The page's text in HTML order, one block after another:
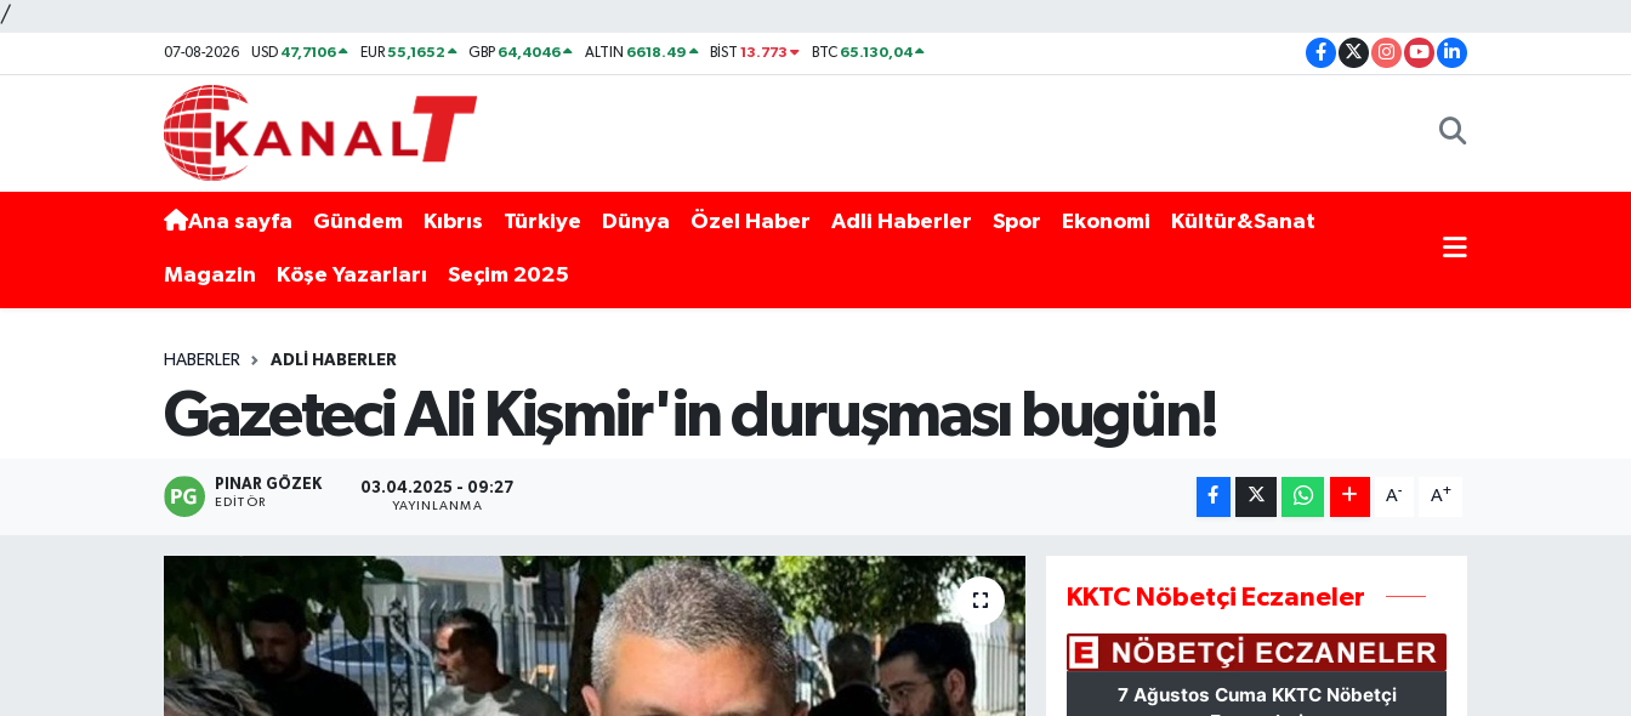
/
07-08-2026 USD 47,7106 EUR55,1652 GBP 64,4046 ALTIN 6618.49 BİST13.773 BTC 65.130,04
Ana sayfa Gündem Kıbrıs Türkiye Dünya Özel Haber Adli Haberler Spor Ekonomi Kültür&Sanat
Magazin Köşe Yazarları Seçim 2025
HABERLER ADLI HABERLER
Gazeteci Ali Kişmir'in duruşması bugün!
PINAR GÖZEK
EDITÖR
03.04.2025 - 09:27
YAYINLANMA
A- A+
KKTC Nöbetçi Eczaneler